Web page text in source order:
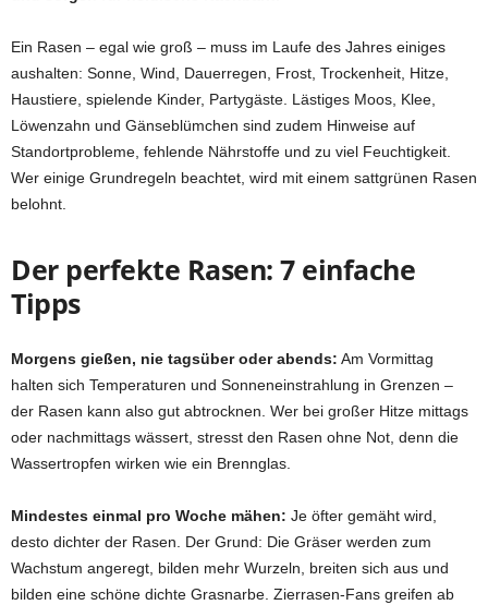
Ein Rasen – egal wie groß – muss im Laufe des Jahres einiges
aushalten: Sonne, Wind, Dauerregen, Frost, Trockenheit, Hitze,
Haustiere, spielende Kinder, Partygäste. Lästiges Moos, Klee,
Löwenzahn und Gänseblümchen sind zudem Hinweise auf
Standortprobleme, fehlende Nährstoffe und zu viel Feuchtigkeit.
Wer einige Grundregeln beachtet, wird mit einem sattgrünen Rasen
belohnt.
Der perfekte Rasen: 7 einfache
Tipps
Morgens gießen, nie tagsüber oder abends: Am Vormittag
halten sich Temperaturen und Sonneneinstrahlung in Grenzen –
der Rasen kann also gut abtrocknen. Wer bei großer Hitze mittags
oder nachmittags wässert, stresst den Rasen ohne Not, denn die
Wassertropfen wirken wie ein Brennglas.
Mindestes einmal pro Woche mähen: Je öfter gemäht wird,
desto dichter der Rasen. Der Grund: Die Gräser werden zum
Wachstum angeregt, bilden mehr Wurzeln, breiten sich aus und
bilden eine schöne dichte Grasnarbe. Zierrasen-Fans greifen ab